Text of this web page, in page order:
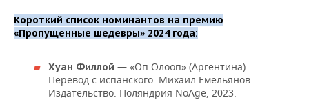
КИБЕРСПОРТ
ФИГУРНОЕ КАТАНИЕ
КУЛЬТУРА
МЕДИЦИНА
СПИСОК КОМПАНИЙ
ПОЛНАЯ ВЕРСИЯ
Короткий список номинантов на премию
«Пропущенные шедевры» 2024 года:
Хуан Филлой — «Оп Олооп» (Аргентина).
Перевод с испанского: Михаил Емельянов.
Издательство: Поляндрия NoAge, 2023.